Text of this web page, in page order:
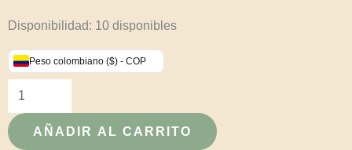
Disponibilidad: 10 disponibles
Peso colombiano ($) - COP
Melena
León
con
Postbióticos
cantidadAÑADIR AL CARRITO